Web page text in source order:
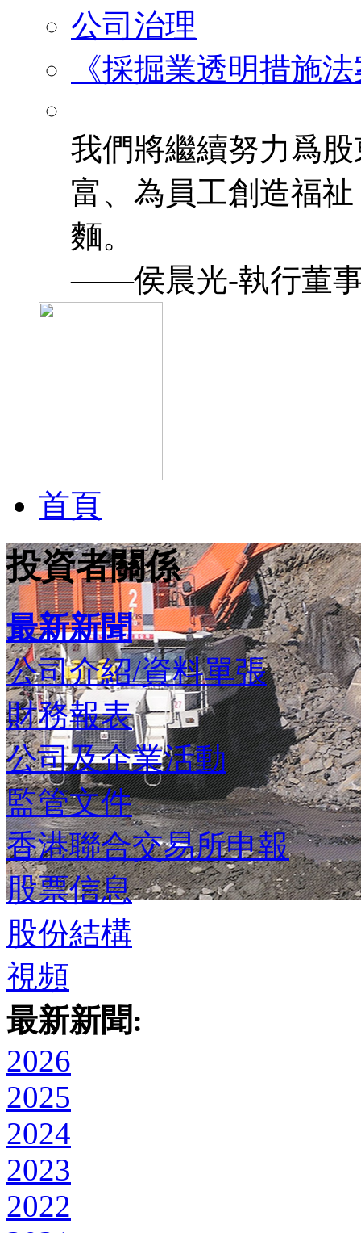
公司治理
《採掘業透明措施
我們將繼續努力爲
富、為員工創造福
麵。
——侯晨光-執行董
首頁
投資者關係
最新新聞
公司介紹/資料單張
財務報表
公司及企業活動
監管文件
香港聯合交易所申報
股票信息
股份結構
視頻
最新新聞:
2026
2025
2024
2023
2022